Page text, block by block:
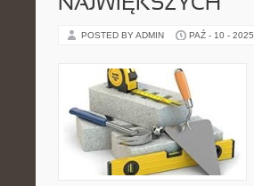
NAJWIĘKSZYCH
POSTED BY ADMIN PAŹ - 10 - 2025